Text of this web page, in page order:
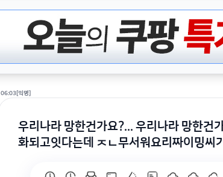
06:03[익명]
우리나라 망한건가요?... 우리나라 망한건
화되고잇다는데 ㅈㄴ무서워요리짜이밍씨